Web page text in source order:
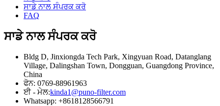
ਸਾਡੇ ਨਾਲ ਸੰਪਰਕ ਕਰੋ
FAQ
ਸਾਡੇ ਨਾਲ ਸੰਪਰਕ ਕਰੋ
Bldg D, Jinxiongda Tech Park, Xingyuan Road, Datanglang
Village, Dalingshan Town, Dongguan, Guangdong Province,
China
ਫੋਨ: 0769-88961963
ਈ - ਮੇਲ:kinda1@puno-filter.com
Whatsapp: +8618128566791